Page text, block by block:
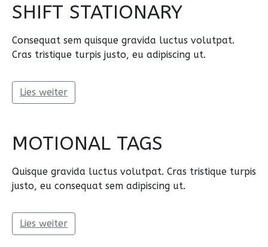
SHIFT STATIONARY
Consequat sem quisque gravida luctus volutpat.
Cras tristique turpis justo, eu adipiscing ut.
Lies weiter
MOTIONAL TAGS
Quisque gravida luctus volutpat. Cras tristique turpis
justo, eu consequat sem adipiscing ut.
Lies weiter